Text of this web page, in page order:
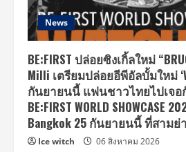
News
BE:FIRST ปล่อยซิงเกิ้ลใหม่
Milli เตรียมปล่อยอีพีอัลบั้มใหม่
กันยายนนี้ แฟนชาวไทยไปเจอ
BE:FIRST WORLD SHOWCASE
Bangkok 25 กันยายนนี้ ที่สาม
Ice witch 06 สิงหาคม 2026